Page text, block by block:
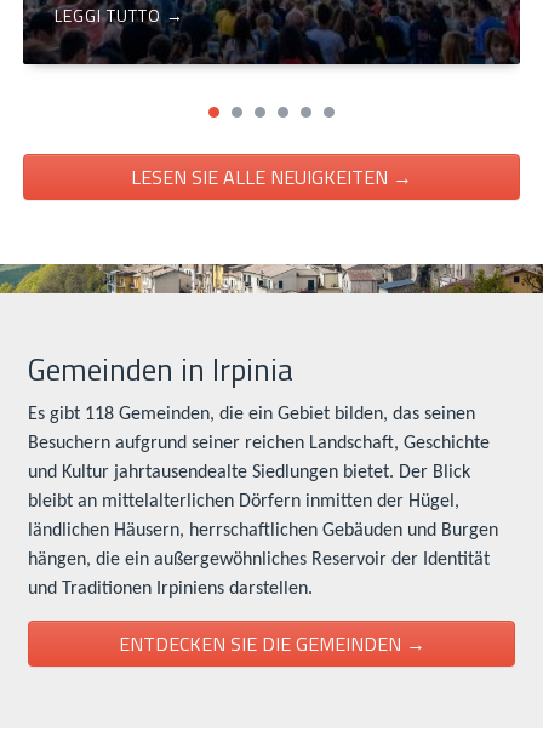
LEGGI TUTTO →
LESEN SIE ALLE NEUIGKEITEN →
Gemeinden in Irpinia
Es gibt 118 Gemeinden, die ein Gebiet bilden, das seinen
Besuchern aufgrund seiner reichen Landschaft, Geschichte
und Kultur jahrtausendealte Siedlungen bietet. Der Blick
bleibt an mittelalterlichen Dörfern inmitten der Hügel,
ländlichen Häusern, herrschaftlichen Gebäuden und Burgen
hängen, die ein außergewöhnliches Reservoir der Identität
und Traditionen Irpiniens darstellen.
ENTDECKEN SIE DIE GEMEINDEN →